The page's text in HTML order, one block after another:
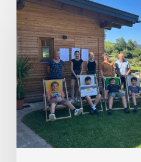
Sonne,
Sonnenliegen